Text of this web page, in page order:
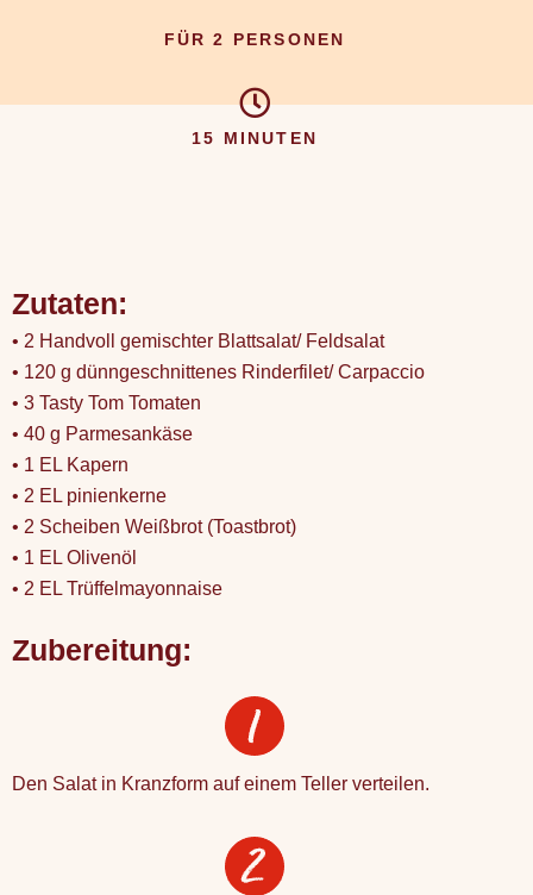
FÜR 2 PERSONEN
15 MINUTEN
Zutaten:
• 2 Handvoll gemischter Blattsalat/ Feldsalat
• 120 g dünngeschnittenes Rinderfilet/ Carpaccio
• 3 Tasty Tom Tomaten
• 40 g Parmesankäse
• 1 EL Kapern
• 2 EL pinienkerne
• 2 Scheiben Weißbrot (Toastbrot)
• 1 EL Olivenöl
• 2 EL Trüffelmayonnaise
Zubereitung:
Den Salat in Kranzform auf einem Teller verteilen.